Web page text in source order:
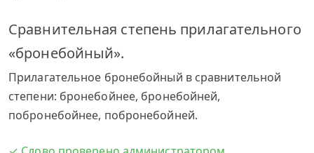
Сравнительная степень прилагательного
«бронебойный».
Прилагательное бронебойный в сравнительной
степени: бронебойнее, бронебойней,
побронебойнее, побронебойней.